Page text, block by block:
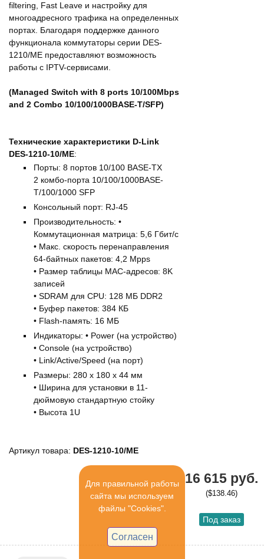
filtering, Fast Leave и настройку для
многоадресного трафика на определенных
портах. Благодаря поддержке данного
функционала коммутаторы серии DES-
1210/ME предоставляют возможность
работы с IPTV-сервисами.
(Managed Switch with 8 ports 10/100Mbps
and 2 Combo 10/100/1000BASE-T/SFP)
Технические характеристики D-Link
DES-1210-10/ME:
Порты: 8 портов 10/100 BASE-TX
2 комбо-порта 10/100/1000BASE-
T/100/1000 SFP
Консольный порт: RJ-45
Производительность: •
Коммутационная матрица: 5,6 Гбит/с
• Макс. скорость перенаправления
64-байтных пакетов: 4,2 Mpps
• Размер таблицы МАС-адресов: 8K
записей
• SDRAM для CPU: 128 МБ DDR2
• Буфер пакетов: 384 КБ
• Flash-память: 16 МБ
Индикаторы: • Power (на устройство)
• Console (на устройство)
• Link/Active/Speed (на порт)
Размеры: 280 x 180 x 44 мм
• Ширина для установки в 11-
дюймовую стандартную стойку
• Высота 1U
Артикул товара: DES-1210-10/ME
16 615 руб.
($138.46)
Под заказ
Для правильной работы
сайта мы используем
файлы "Cookies".
Согласен